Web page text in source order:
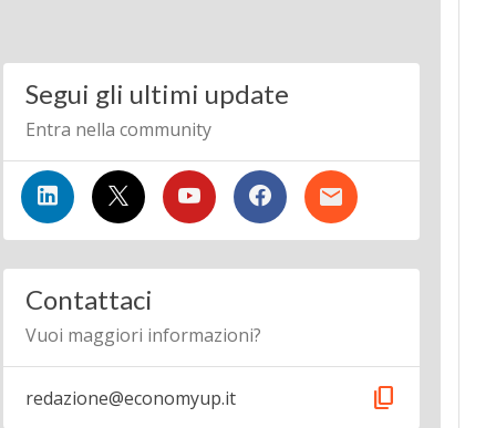
Segui gli ultimi update
Entra nella community
Contattaci
Vuoi maggiori informazioni?
redazione@economyup.it content_copy